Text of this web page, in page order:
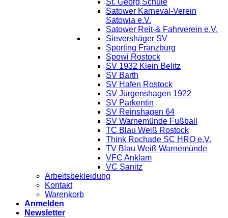
St. Georg Schule
Satower Karneval-Verein
Satowia e.V.
Satower Reit-& Fahrverein e.V.
Sievershäger SV
Sporting Franzburg
Spowi Rostock
SV 1932 Klein Belitz
SV Barth
SV Hafen Rostock
SV Jürgenshagen 1922
SV Parkentin
SV Reinshagen 64
SV Warnemünde Fußball
TC Blau Weiß Rostock
Think Rochade SC HRO e.V.
TV Blau Weiß Warnemünde
VFC Anklam
VC Sanitz
Arbeitsbekleidung
Kontakt
Warenkorb
Anmelden
Newsletter